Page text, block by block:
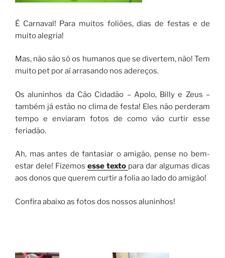
É Carnaval! Para muitos foliões, dias de festas e de
muito alegria!
Mas, não são só os humanos que se divertem, não! Tem
muito pet por aí arrasando nos adereços.
Os aluninhos da Cão Cidadão – Apolo, Billy e Zeus –
também já estão no clima de festa! Eles não perderam
tempo e enviaram fotos de como vão curtir esse
feriadão.
Ah, mas antes de fantasiar o amigão, pense no bem-
estar dele! Fizemos esse texto para dar algumas dicas
aos donos que querem curtir a folia ao lado do amigão!
Confira abaixo as fotos dos nossos aluninhos!